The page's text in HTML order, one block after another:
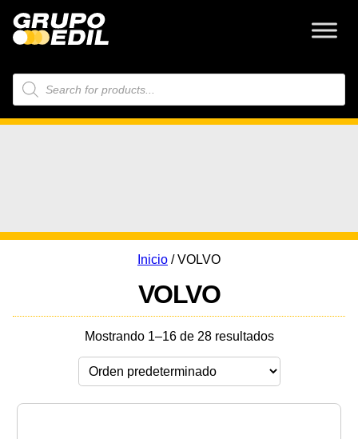
Búsqueda
de
productos
Inicio / VOLVO
VOLVO
Mostrando 1–16 de 28 resultados